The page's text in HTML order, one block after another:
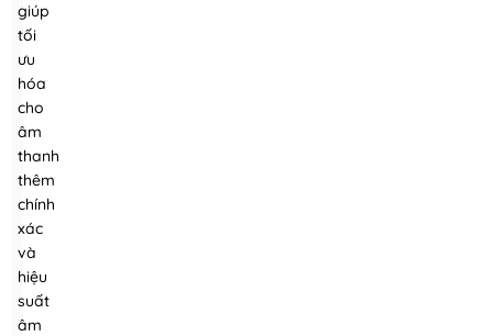
giúp
tối
ưu
hóa
cho
âm
thanh
thêm
chính
xác
và
hiệu
suất
âm